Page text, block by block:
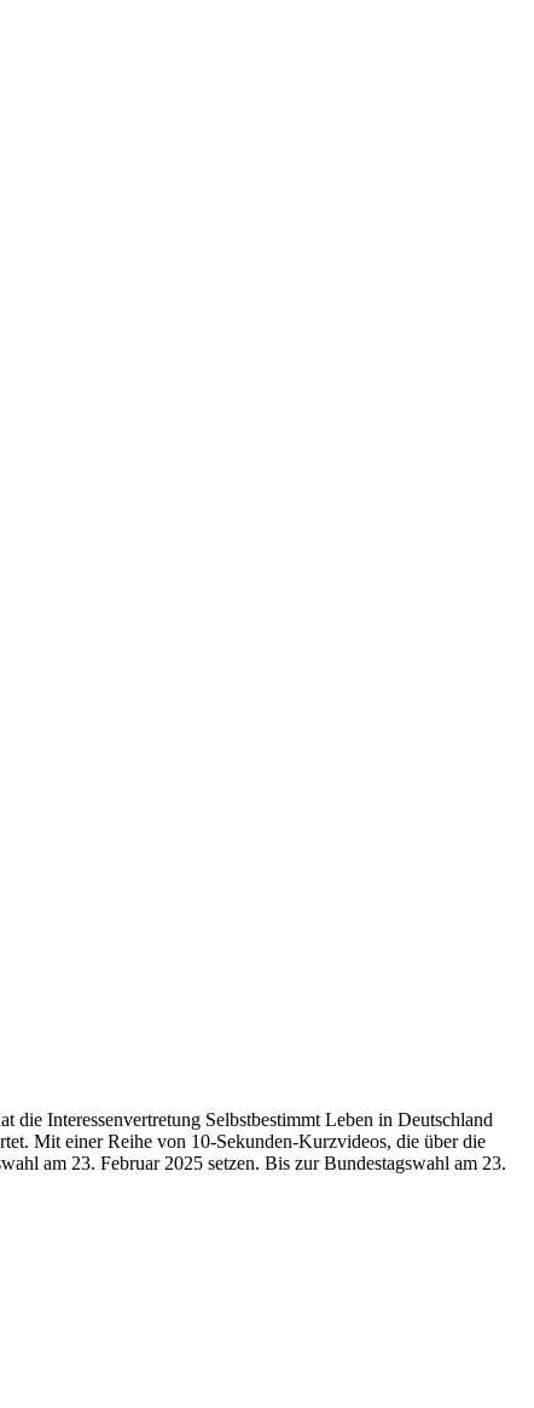
Interessenvertretung Selbstbestimmt Leben in Deutschland
Mit einer Reihe von 10-Sekunden-Kurzvideos, die über die
am 23. Februar 2025 setzen. Bis zur Bundestagswahl am 23.